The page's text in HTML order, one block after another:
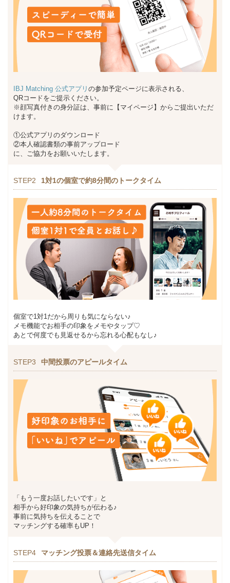
IBJ Matching 公式アプリ の参加予定ページに表示される、
QRコードをご提示ください。
※顔写真付きの身分証は、事前に【マイページ】からご提出いただ
けます。
①公式アプリのダウンロード
②本人確認書類の事前アップロード
に、ご協力をお願いいたします。
STEP2 1対1の個室で約8分間のトークタイム
個室で1対1だから周りも気にならない♪
メモ機能でお相手の印象をメモやタップ♡
あとで何度でも見返せるから忘れる心配もなし♪
STEP3 中間投票のアピールタイム
「もう一度お話したいです」と
相手から好印象の気持ちが伝わる♪
事前に気持ちを伝えることで
マッチングする確率もUP！
STEP4 マッチング投票＆連絡先送信タイム